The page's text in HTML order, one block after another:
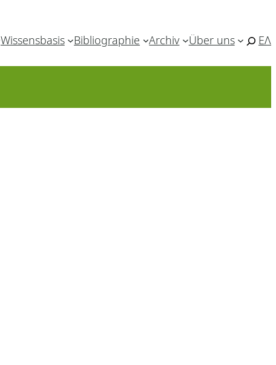
Wissensbasis Bibliographie Archiv Über uns ΕΛ